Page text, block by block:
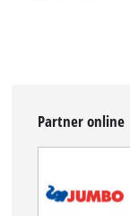
Partner online